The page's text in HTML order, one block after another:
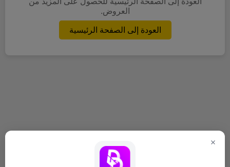
العروض.
العودة إلى الصفحة الرئيسية